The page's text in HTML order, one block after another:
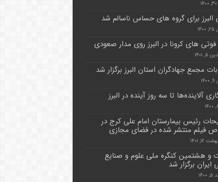
البرز برای گروه های حساس ناسالم شد
فوتی های کرونا در البرز روی مدار صعودی
۱۴۰۱
مجمع جهادگران استان البرز برگزار شد
آلاینده‌ها تا سه روز آینده در البرز
رئیس بیمارستان امام علی کرج در
فیلم منتشر شده در فضای مجازی
۱۲, ۱۴۰۱
و هشتمین کنگره ملی علوم و صنایع
ایران برگزار شد